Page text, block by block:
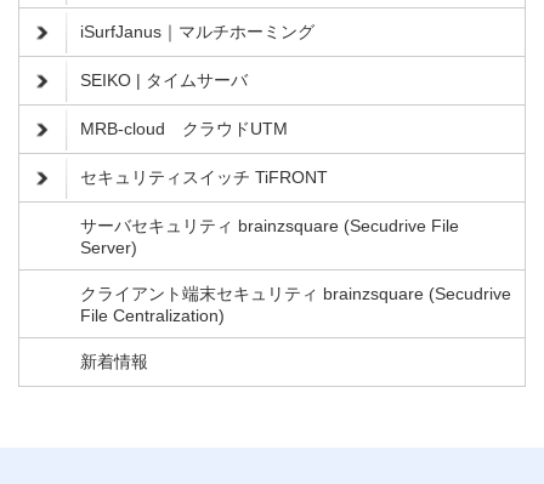
iSurfJanus｜マルチホーミング
SEIKO | タイムサーバ
MRB-cloud クラウドUTM
セキュリティスイッチ TiFRONT
サーバセキュリティ brainzsquare (Secudrive File
Server)
クライアント端末セキュリティ brainzsquare (Secudrive
File Centralization)
新着情報